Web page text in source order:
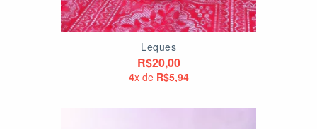
Leques
R$20,00
4x de R$5,94